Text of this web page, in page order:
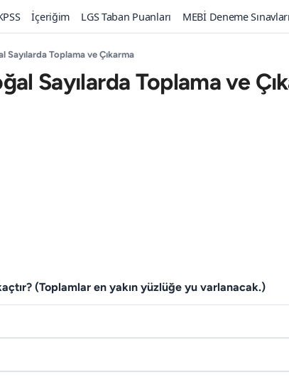
İçeriğim LGS Taban Puanları MEBİ Deneme Sınavları
Sayılarda Toplama ve Çıkarma
Sayılarda Toplama ve
(Toplamlar en yakın yüzlüğe yu­ varlanacak.)